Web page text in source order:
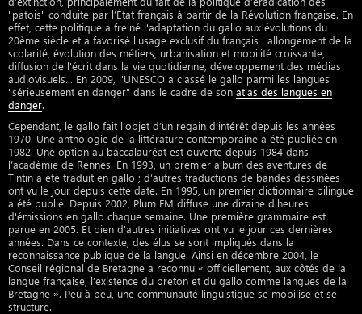
"patois" conduite par l’État français à partir de la Révolution française. En
effet, cette politique a freiné l'adaptation du gallo aux évolutions du
20ème siècle et a favorisé l'usage exclusif du français : allongement de la
scolarité, évolution des métiers, urbanisation et mobilité croissante,
diffusion de l'écrit dans la vie quotidienne, développement des médias
audiovisuels... En 2009, l'UNESCO a classé le gallo parmi les langues
"sérieusement en danger" dans le cadre de son atlas des langues en
danger.
Cependant, le gallo fait l’objet d’un regain d’intérêt depuis les années
1970. Une anthologie de la littérature contemporaine a été publiée en
1982. Une option au baccalauréat est ouverte depuis 1984 dans
l’académie de Rennes. En 1993, un premier album des aventures de
Tintin a été traduit en gallo ; d’autres traductions de bandes dessinées
ont vu le jour depuis cette date. En 1995, un premier dictionnaire bilingue
a été publié. Depuis 2002, Plum FM diffuse une dizaine d'heures
d'émissions en gallo chaque semaine. Une première grammaire est
parue en 2005. Et bien d'autres initiatives ont vu le jour ces dernières
années. Dans ce contexte, des élus se sont impliqués dans la
reconnaissance publique de la langue. Ainsi en décembre 2004, le
Conseil régional de Bretagne a reconnu « officiellement, aux côtés de la
langue française, l’existence du breton et du gallo comme langues de la
Bretagne ». Peu à peu, une communauté linguistique se mobilise et se
structure.